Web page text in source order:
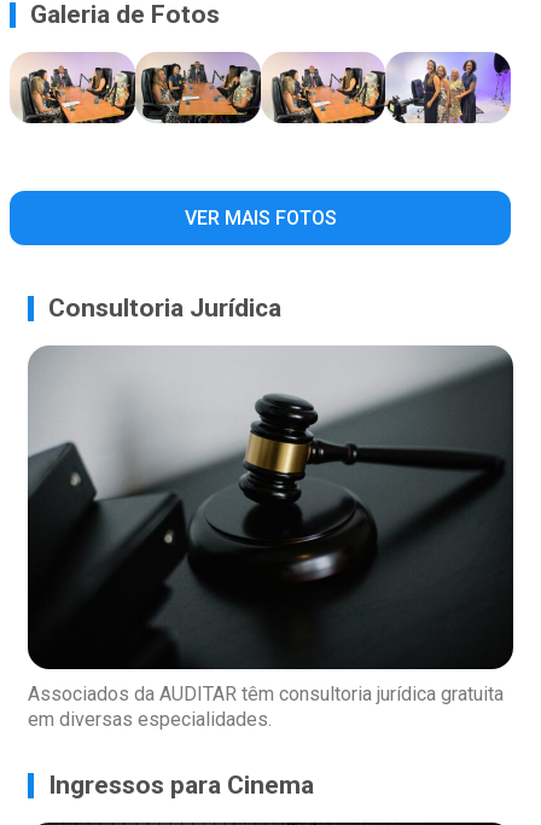
Galeria de Fotos
VER MAIS FOTOS
Consultoria Jurídica
Associados da AUDITAR têm consultoria jurídica gratuita
em diversas especialidades.
Ingressos para Cinema